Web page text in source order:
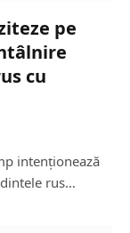
pe
cu
intenționează
rus…